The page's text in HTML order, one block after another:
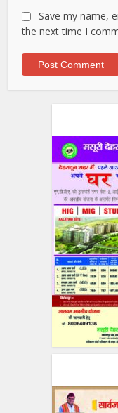
Save my name,
the next time I